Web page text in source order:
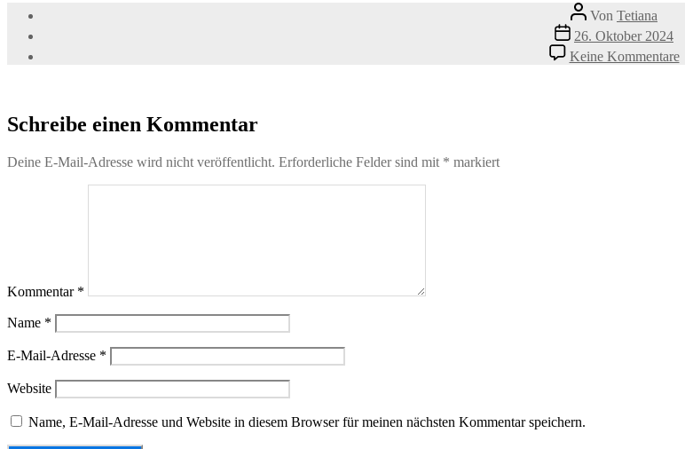
Beitragsautor
Von Tetiana
Veröffentlichungsdatum
26. Oktober 2024
Keine Kommentarezu
Schreibe einen Kommentar
Deine E-Mail-Adresse wird nicht veröffentlicht. Erforderliche Felder sind mit * markiert
Kommentar *
Name *
E-Mail-Adresse *
Website
Name, E-Mail-Adresse und Website in diesem Browser für meinen nächsten Kommentar speichern.